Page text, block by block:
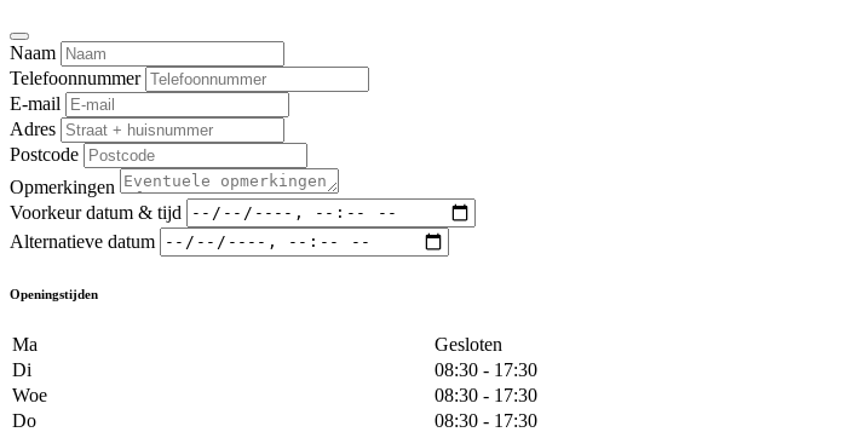
Naam
Telefoonnummer
E-mail
Adres
Postcode
Opmerkingen
Voorkeur datum & tijd
Alternatieve datum
Openingstijden
Ma
Gesloten
Di
08:30 - 17:30
Woe
08:30 - 17:30
Do
08:30 - 17:30